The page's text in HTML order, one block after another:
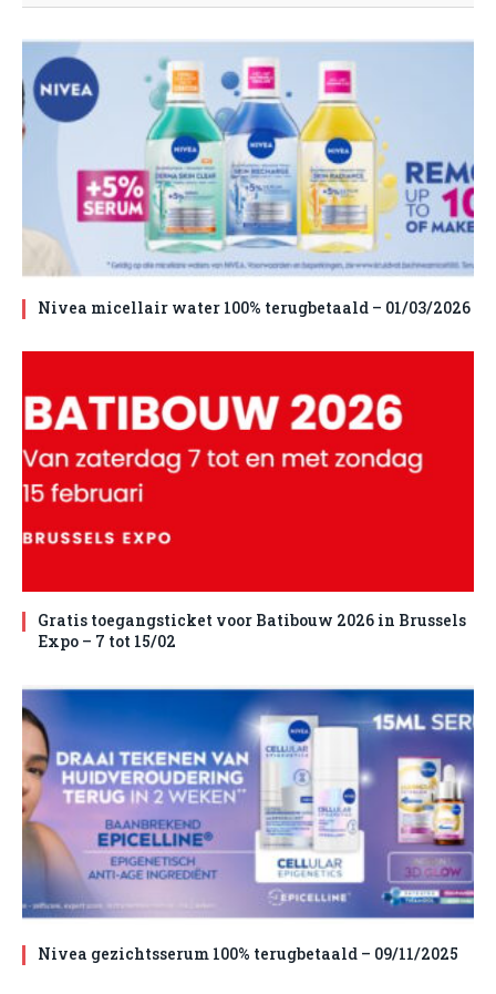
Nivea micellair water 100% terugbetaald – 01/03/2026
Gratis toegangsticket voor Batibouw 2026 in Brussels
Expo – 7 tot 15/02
Nivea gezichtsserum 100% terugbetaald – 09/11/2025